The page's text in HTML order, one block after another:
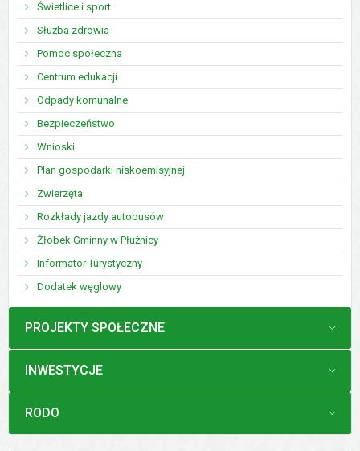
Świetlice i sport
Służba zdrowia
Pomoc społeczna
Centrum edukacji
Odpady komunalne
Bezpieczeństwo
Wnioski
Plan gospodarki niskoemisyjnej
Zwierzęta
Rozkłady jazdy autobusów
Żłobek Gminny w Płużnicy
Informator Turystyczny
Dodatek węglowy
MENU
PROJEKTY SPOŁECZNE
MENU
INWESTYCJE
MENU
RODO